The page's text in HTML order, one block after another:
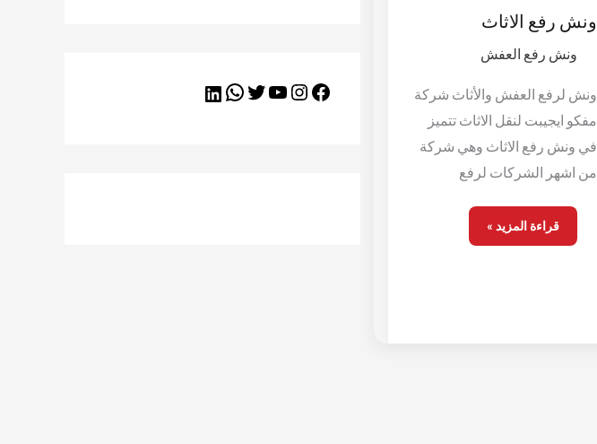
ونش رفع الاثاث
ونش رفع العفش
ونش لرفع العفش والأثاث شركة
مفكو ايجيبت لنقل الاثاث تتميز
في ونش رفع الاثاث وهي شركة
من اشهر الشركات لرفع
قراءة المزيد »